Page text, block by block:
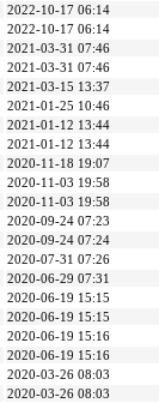
2022-10-17 06:14
2022-10-17 06:14
2021-03-31 07:46
2021-03-31 07:46
2021-03-15 13:37
2021-01-25 10:46
2021-01-12 13:44
2021-01-12 13:44
2020-11-18 19:07
2020-11-03 19:58
2020-11-03 19:58
2020-09-24 07:23
2020-09-24 07:24
2020-07-31 07:26
2020-06-29 07:31
2020-06-19 15:15
2020-06-19 15:15
2020-06-19 15:16
2020-06-19 15:16
2020-03-26 08:03
2020-03-26 08:03